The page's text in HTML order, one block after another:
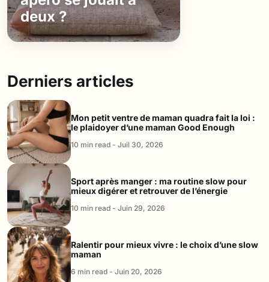
deux ?
Derniers articles
Mon petit ventre de maman quadra fait la loi :
le plaidoyer d’une maman Good Enough
10 min read - Juil 30, 2026
Sport après manger : ma routine slow pour
mieux digérer et retrouver de l’énergie
10 min read - Juin 29, 2026
Ralentir pour mieux vivre : le choix d’une slow
maman
6 min read - Juin 20, 2026